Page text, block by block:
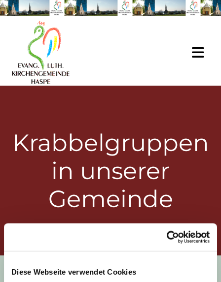
Diese Webseite verwendet Cookies
Zum Inhalt springen
Krabbelgruppen
in unserer
Gemeinde